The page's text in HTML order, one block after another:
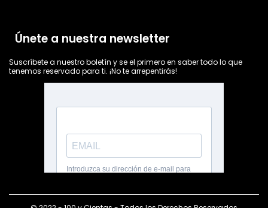
Únete a nuestra newsletter
Suscríbete a nuestro boletín y se el primero en saber todo lo que
tenemos reservado para ti. ¡No te arrepentirás!